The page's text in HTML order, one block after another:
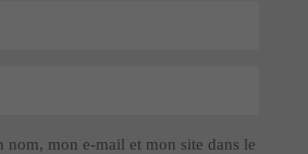
nom, mon e-mail et mon site dans le